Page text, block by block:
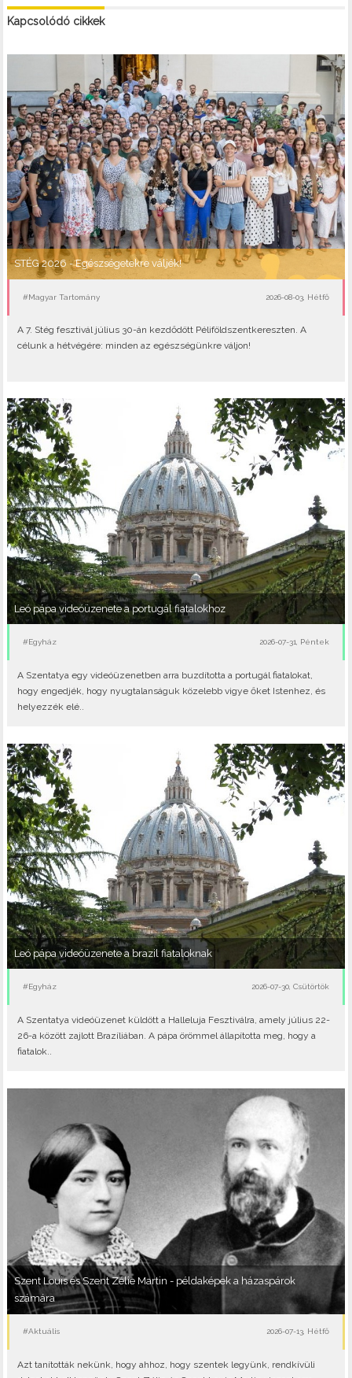
Kapcsolódó cikkek
STÉG 2026 - Egészségetekre váljék!
#Magyar Tartomány 2026-08-03, Hétfő
A 7. Stég fesztivál július 30-án kezdődött Péliföldszentkereszten. A
célunk a hétvégére: minden az egészségünkre váljon!
Leó pápa videóüzenete a portugál fiatalokhoz
#Egyház 2026-07-31, Péntek
A Szentatya egy videóüzenetben arra buzdította a portugál fiatalokat,
hogy engedjék, hogy nyugtalanságuk közelebb vigye őket Istenhez, és
helyezzék elé..
Leó pápa videóüzenete a brazil fiataloknak
#Egyház 2026-07-30, Csütörtök
A Szentatya videóüzenet küldött a Halleluja Fesztiválra, amely július 22-
26-a között zajlott Brazíliában. A pápa örömmel állapította meg, hogy a
fiatalok..
Szent Louis és Szent Zélie Martin - példaképek a házaspárok
számára
#Aktuális 2026-07-13, Hétfő
Azt tanították nekünk, hogy ahhoz, hogy szentek legyünk, rendkívüli